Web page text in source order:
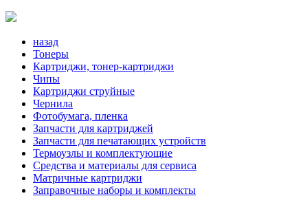
назад
Тонеры
Картриджи, тонер-картриджи
Чипы
Картриджи струйные
Чернила
Фотобумага, пленка
Запчасти для картриджей
Запчасти для печатающих устройств
Термоузлы и комплектующие
Средства и материалы для сервиса
Матричные картриджи
Заправочные наборы и комплекты